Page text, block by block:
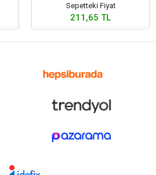
Sepetteki Fiyat
211,65 TL